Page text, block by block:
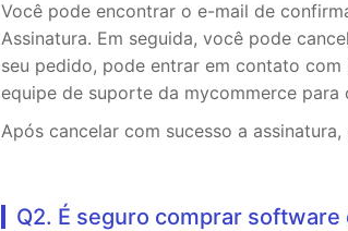
Você pode encontrar o e-mail de
Assinatura. Em seguida, você pode
seu pedido, pode entrar em contato
equipe de suporte da mycommerce para
Após cancelar com sucesso a
Q2. É seguro comprar software